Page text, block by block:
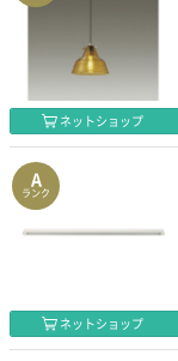
ネットショップ
A
ランク
ネットショップ